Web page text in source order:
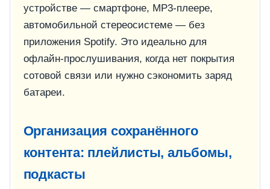
устройстве — смартфоне, MP3-плеере,
автомобильной стереосистеме — без
приложения Spotify. Это идеально для
офлайн-прослушивания, когда нет покрытия
сотовой связи или нужно сэкономить заряд
батареи.
Организация сохранённого
контента: плейлисты, альбомы,
подкасты